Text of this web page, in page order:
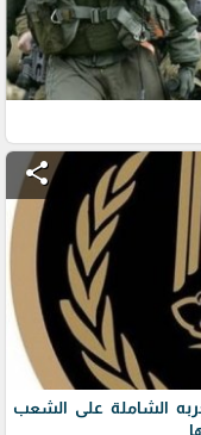
share
الشاملة على الشعب